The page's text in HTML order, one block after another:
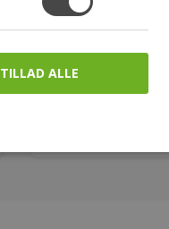
Temp.føler U/t.mbt5250
Varenr.: 475176332
798,00 kr.
TILLAD ALLE